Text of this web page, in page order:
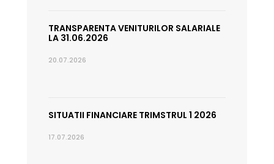
TRANSPARENTA VENITURILOR SALARIALE
LA 31.06.2026
20.07.2026
SITUATII FINANCIARE TRIMSTRUL 1 2026
17.07.2026